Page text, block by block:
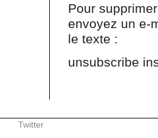
Pour
envoyez un e-
le texte :
unsubscribe
Twitter